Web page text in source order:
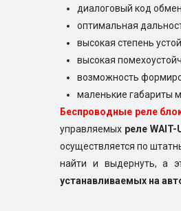
диалоговый код
оптимальная
высокая степень
высокая
возможность
маленькие габариты
Беспроводные реле
управляемых реле WAIT-
осуществляется по
найти и выдернуть, а
устанавливаемых на